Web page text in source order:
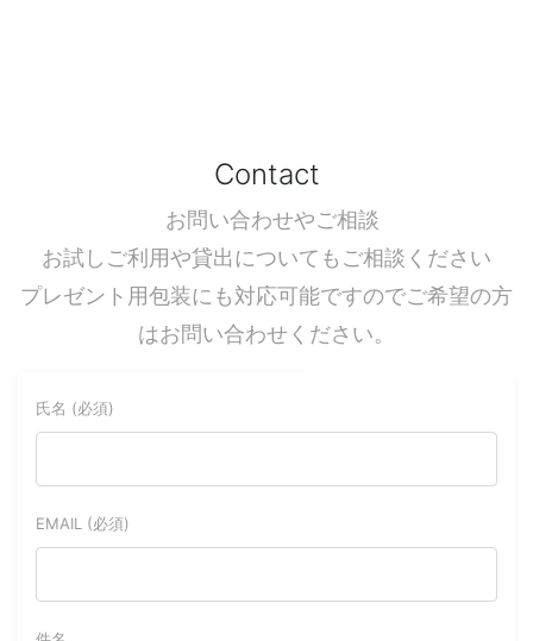
Contact
お問い合わせやご相談
お試しご利用や貸出についてもご相談ください
プレゼント用包装にも対応可能ですのでご希望の方
はお問い合わせください。
氏名 (必須)
EMAIL (必須)